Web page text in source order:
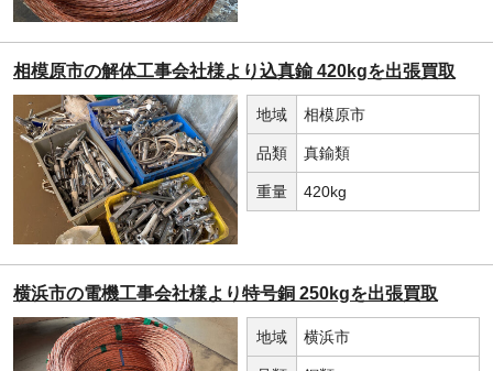
相模原市の解体工事会社様より込真鍮 420kgを出張買取
地域 相模原市
品類 真鍮類
重量 420kg
横浜市の電機工事会社様より特号銅 250kgを出張買取
地域 横浜市